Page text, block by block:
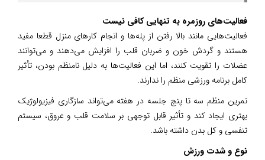
فعالیت‌های روزمره به تنهایی کافی نیست
فعالیت‌هایی مانند بالا رفتن از پله‌ها و انجام کارهای منزل قطعا مفید
هستند و گردش خون و ضربان قلب را افزایش می‌دهند و می‌توانند
عضلات را تقویت کنند، اما این فعالیت‌ها به دلیل نامنظم بودن، تأثیر
کامل برنامه ورزشی منظم را ندارند.
تمرین منظم سه تا پنج جلسه در هفته می‌تواند سازگاری فیزیولوژیک
بهتری ایجاد کند و تأثیر قابل توجهی بر سلامت قلب و عروق، سیستم
تنفسی و کل بدن داشته باشد.
نوع و شدت ورزش